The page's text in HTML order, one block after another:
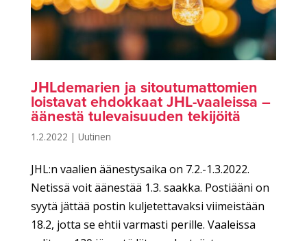
JHLdemarien ja sitoutumattomien
loistavat ehdokkaat JHL-vaaleissa –
äänestä tulevaisuuden tekijöitä
1.2.2022 | Uutinen
JHL:n vaalien äänestysaika on 7.2.-1.3.2022.
Netissä voit äänestää 1.3. saakka. Postiääni on
syytä jättää postin kuljetettavaksi viimeistään
18.2, jotta se ehtii varmasti perille. Vaaleissa